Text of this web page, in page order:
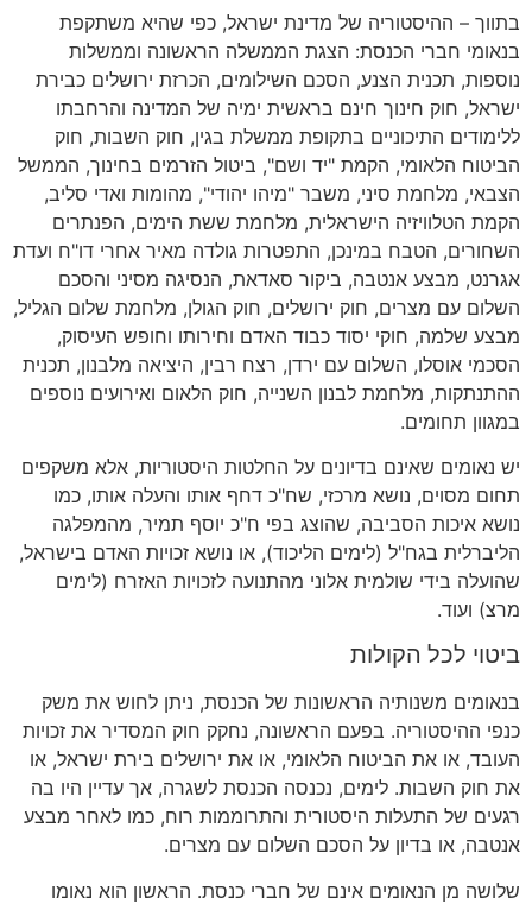
בתווך – ההיסטוריה של מדינת ישראל, כפי שהיא משתקפת
בנאומי חברי הכנסת: הצגת הממשלה הראשונה וממשלות
נוספות, תכנית הצנע, הסכם השילומים, הכרזת ירושלים כבירת
ישראל, חוק חינוך חינם בראשית ימיה של המדינה והרחבתו
ללימודים התיכוניים בתקופת ממשלת בגין, חוק השבות, חוק
הביטוח הלאומי, הקמת "יד ושם", ביטול הזרמים בחינוך, הממשל
הצבאי, מלחמת סיני, משבר "מיהו יהודי", מהומות ואדי סליב,
הקמת הטלוויזיה הישראלית, מלחמת ששת הימים, הפנתרים
השחורים, הטבח במינכן, התפטרות גולדה מאיר אחרי דו"ח ועדת
אגרנט, מבצע אנטבה, ביקור סאדאת, הנסיגה מסיני והסכם
השלום עם מצרים, חוק ירושלים, חוק הגולן, מלחמת שלום הגליל,
מבצע שלמה, חוקי יסוד כבוד האדם וחירותו וחופש העיסוק,
הסכמי אוסלו, השלום עם ירדן, רצח רבין, היציאה מלבנון, תכנית
ההתנתקות, מלחמת לבנון השנייה, חוק הלאום ואירועים נוספים
במגוון תחומים.
יש נאומים שאינם בדיונים על החלטות היסטוריות, אלא משקפים
תחום מסוים, נושא מרכזי, שח"כ דחף אותו והעלה אותו, כמו
נושא איכות הסביבה, שהוצג בפי ח"כ יוסף תמיר, מהמפלגה
הליברלית בגח"ל (לימים הליכוד), או נושא זכויות האדם בישראל,
שהועלה בידי שולמית אלוני מהתנועה לזכויות האזרח (לימים
מרצ) ועוד.
ביטוי לכל הקולות
בנאומים משנותיה הראשונות של הכנסת, ניתן לחוש את משק
כנפי ההיסטוריה. בפעם הראשונה, נחקק חוק המסדיר את זכויות
העובד, או את הביטוח הלאומי, או את ירושלים בירת ישראל, או
את חוק השבות. לימים, נכנסה הכנסת לשגרה, אך עדיין היו בה
רגעים של התעלות היסטורית והתרוממות רוח, כמו לאחר מבצע
אנטבה, או בדיון על הסכם השלום עם מצרים.
שלושה מן הנאומים אינם של חברי כנסת. הראשון הוא נאומו